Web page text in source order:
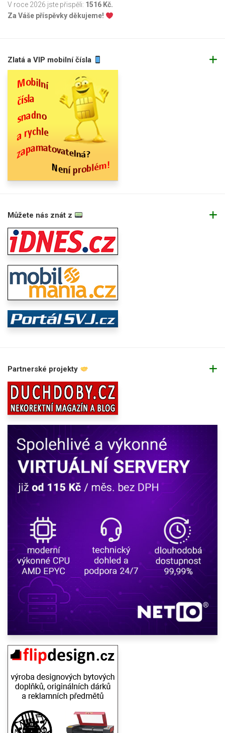
V roce 2026 jste přispěli: 1516 Kč.
Za Váše příspěvky děkujeme!
Zlatá a VIP mobilní čísla
Můžete nás znát z
Partnerské projekty